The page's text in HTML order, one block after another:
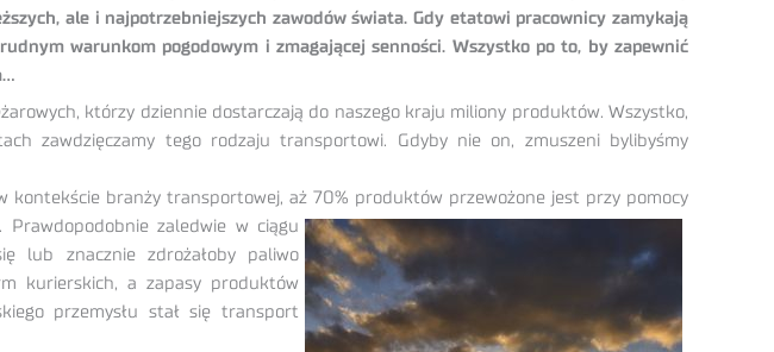
ale i najpotrzebniejszych zawodów świata. Gdy etatowi pracownicy zamykają
warunkom pogodowym i zmagającej senności. Wszystko po to, by zapewnić
którzy dziennie dostarczają do naszego kraju miliony produktów. Wszystko,
zawdzięczamy tego rodzaju transportowi. Gdyby nie on, zmuszeni bylibyśmy
branży transportowej, aż 70% produktów przewożone jest przy pomocy
Prawdopodobnie zaledwie w ciągu
lub znacznie zdrożałoby paliwo
kurierskich, a zapasy produktów
przemysłu stał się transport